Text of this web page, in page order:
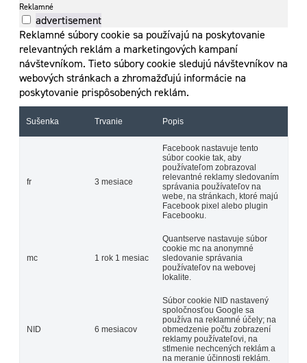
Reklamné
advertisement
Reklamné súbory cookie sa používajú na poskytovanie
relevantných reklám a marketingových kampaní
návštevníkom. Tieto súbory cookie sledujú návštevníkov na
webových stránkach a zhromažďujú informácie na
poskytovanie prispôsobených reklám.
Sušenka Trvanie Popis
fr 3 mesiace
Facebook nastavuje tento
súbor cookie tak, aby
používateľom zobrazoval
relevantné reklamy sledovaním
správania používateľov na
webe, na stránkach, ktoré majú
Facebook pixel alebo plugin
Facebooku.
mc 1 rok 1 mesiac
Quantserve nastavuje súbor
cookie mc na anonymné
sledovanie správania
používateľov na webovej
lokalite.
NID 6 mesiacov
Súbor cookie NID nastavený
spoločnosťou Google sa
používa na reklamné účely; na
obmedzenie počtu zobrazení
reklamy používateľovi, na
stlmenie nechcených reklám a
na meranie účinnosti reklám.